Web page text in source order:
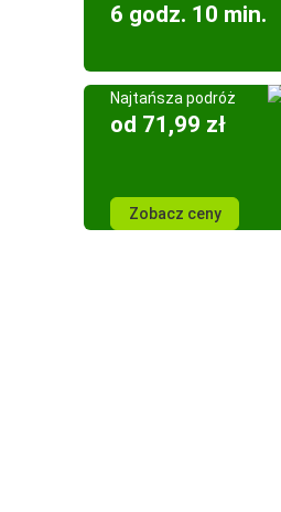
6 godz. 10 min.
Najtańsza podróż
od 71,99 zł
Zobacz ceny